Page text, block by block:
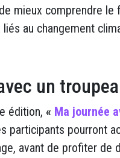
mieux comprendre
au changement
un
édition, « Ma journée
participants pourront
avant de profiter